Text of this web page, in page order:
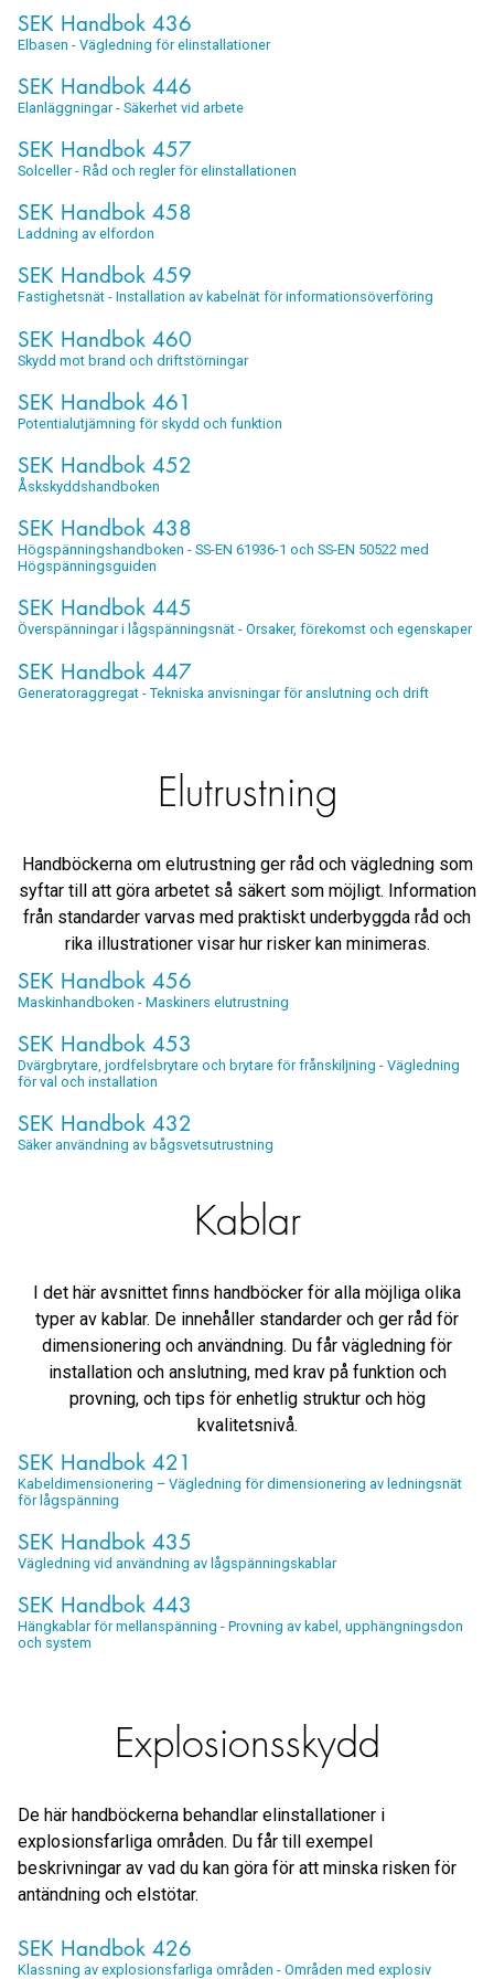
utvalda av våra experter till ett extra bra pris. Enkelt och
kostnadseffektivt!
SEK Handbok 436
Elbasen - Vägledning för elinstallationer
SEK Handbok 446
Elanläggningar - Säkerhet vid arbete
SEK Handbok 457
Solceller - Råd och regler för elinstallationen
SEK Handbok 458
Laddning av elfordon
SEK Handbok 459
Fastighetsnät - Installation av kabelnät för informationsöverföring
SEK Handbok 460
Skydd mot brand och driftstörningar
SEK Handbok 461
Potentialutjämning för skydd och funktion
SEK Handbok 452
Åskskyddshandboken
SEK Handbok 438
Högspänningshandboken - SS-EN 61936-1 och SS-EN 50522 med
Högspänningsguiden
SEK Handbok 445
Överspänningar i lågspänningsnät - Orsaker, förekomst och egenskaper
SEK Handbok 447
Generatoraggregat - Tekniska anvisningar för anslutning och drift
Elutrustning
Handböckerna om elutrustning ger råd och vägledning som
syftar till att göra arbetet så säkert som möjligt. Information
från standarder varvas med praktiskt underbyggda råd och
rika illustrationer visar hur risker kan minimeras.
SEK Handbok 456
Maskinhandboken - Maskiners elutrustning
SEK Handbok 453
Dvärgbrytare, jordfelsbrytare och brytare för frånskiljning - Vägledning
för val och installation
SEK Handbok 432
Säker användning av bågsvetsutrustning
Kablar
I det här avsnittet finns handböcker för alla möjliga olika
typer av kablar. De innehåller standarder och ger råd för
dimensionering och användning. Du får vägledning för
installation och anslutning, med krav på funktion och
provning, och tips för enhetlig struktur och hög
kvalitetsnivå.
SEK Handbok 421
Kabeldimensionering – Vägledning för dimensionering av ledningsnät
för lågspänning
SEK Handbok 435
Vägledning vid användning av lågspänningskablar
SEK Handbok 443
Hängkablar för mellanspänning - Provning av kabel, upphängningsdon
och system
Explosionsskydd
De här handböckerna behandlar elinstallationer i
explosionsfarliga områden. Du får till exempel
beskrivningar av vad du kan göra för att minska risken för
antändning och elstötar.
SEK Handbok 426
Klassning av explosionsfarliga områden - Områden med explosiv